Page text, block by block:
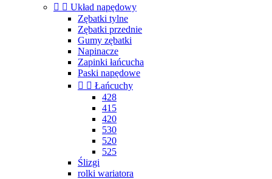
  Układ napędowy
Zębatki tylne
Zębatki przednie
Gumy zębatki
Napinacze
Zapinki łańcucha
Paski napędowe
  Łańcuchy
428
415
420
530
520
525
Ślizgi
rolki wariatora